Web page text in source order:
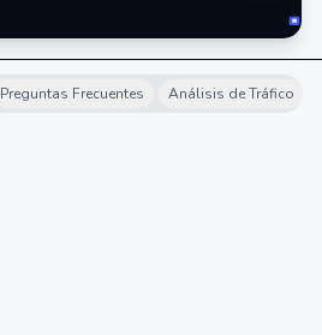
Preguntas Frecuentes Análisis de Tráfico